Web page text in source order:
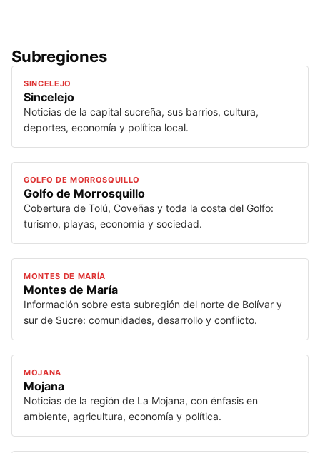
Subregiones
SINCELEJO
Sincelejo
Noticias de la capital sucreña, sus barrios, cultura,
deportes, economía y política local.
GOLFO DE MORROSQUILLO
Golfo de Morrosquillo
Cobertura de Tolú, Coveñas y toda la costa del Golfo:
turismo, playas, economía y sociedad.
MONTES DE MARÍA
Montes de María
Información sobre esta subregión del norte de Bolívar y
sur de Sucre: comunidades, desarrollo y conflicto.
MOJANA
Mojana
Noticias de la región de La Mojana, con énfasis en
ambiente, agricultura, economía y política.